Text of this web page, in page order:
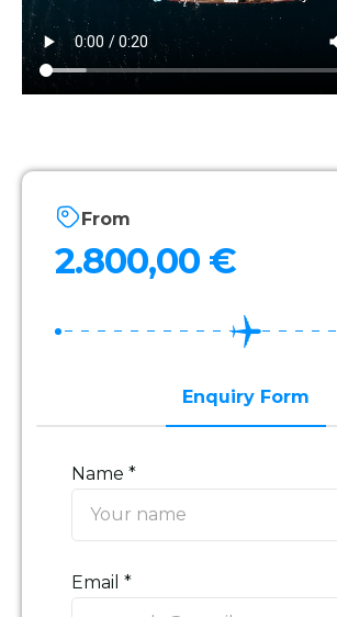
From
2.800,00 €
Enquiry Form
Name *
Email *